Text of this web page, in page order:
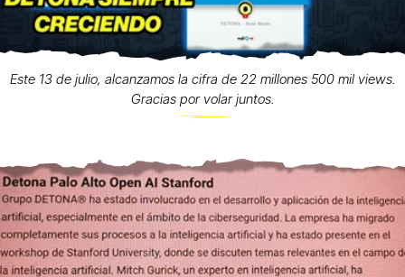
Este 13 de julio, alcanzamos la cifra de 22 millones 500 mil views.
Gracias por volar juntos.